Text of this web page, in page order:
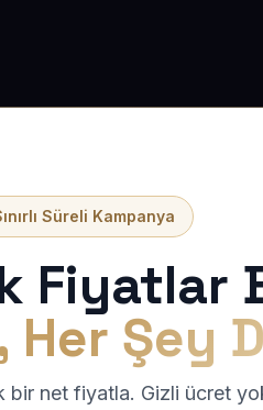
Süreli Kampanya
Fiyatlar
Şey
bir net fiyatla. Gizli ücret